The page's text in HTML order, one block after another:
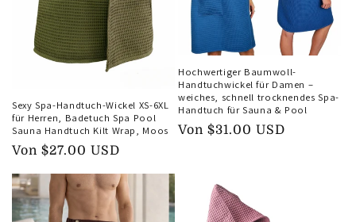
Sexy Spa-Handtuch-Wickel XS-6XL
für Herren, Badetuch Spa Pool
Sauna Handtuch Kilt Wrap, Moos
Normaler
Von $27.00 USD
Hochwertiger Baumwoll-
Handtuchwickel für Damen –
weiches, schnell trocknendes Spa-
Handtuch für Sauna & Pool
Normaler
Von $31.00 USD